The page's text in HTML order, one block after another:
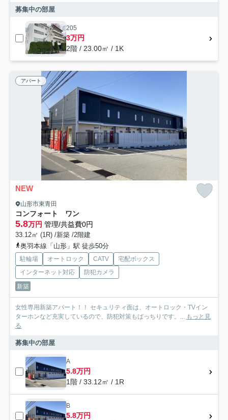
募集中の部屋
205
3万円
2階 / 23.00㎡ / 1K
アパート
NEW
山形市東青田
コンフォート ワン
5.8万円 管理/共益費0円
33.12㎡ (1R) /新築 /2階建
奥羽本線「山形」駅 徒歩50分
駐輪場 オートロック CATV
宅配ボックス
インターネット対応
防犯カメラ
新築
女性専用新築アパート！！ セキュリティ面は、オートロック・TVイン
ターホンなど充実しているので、防犯対策もばっちりです。...
もっと見
る
募集中の部屋
A
5.8万円
1階 / 33.12㎡ / 1R
B
5.8万円